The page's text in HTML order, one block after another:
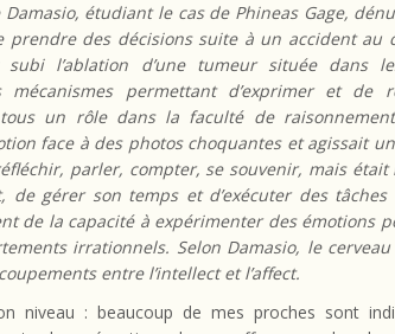
étudiant le cas de Phineas Gage,
prendre des décisions suite à un accident au
subi l’ablation d’une tumeur située dans
permettant d’exprimer et de
un rôle dans la faculté de
face à des photos choquantes et agissait
parler, compter, se souvenir, mais était
de gérer son temps et d’exécuter des
de la capacité à expérimenter des émotions
irrationnels. Selon Damasio, le
entre l’intellect et l’affect.
niveau : beaucoup de mes proches sont